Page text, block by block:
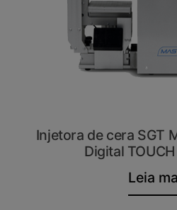
Injetora de cera SGT
Digital TOUCH
Leia